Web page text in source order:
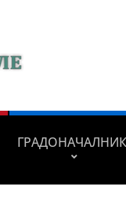
ГРАДОНАЧАЛНИК